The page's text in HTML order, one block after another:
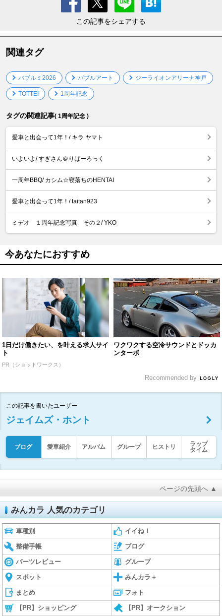
この記事をシェアする
関連タグ
バブルミ2026 バブルアート ジーライオンアリーナ神戸
TOTTEI 1周年記念
タグの関連記事( 1周年記念 )
愛車と出会って1年！/ キラ ヤマト
いよいよ/ すぎさん＠りばーろっく
一周年BBQ/ カシム☆寝落ちのHENTAI
愛車と出会って1年！/ taitan923
ミデオ １周年記念写真 その２/ YKO
今あなたにおすすめ
1日だけ働きたい、を叶える求人サイ
ト
PR（ショットワークス）
ワクワクする空冷サウンドとドッカ
ンターボ
Recommended by
この記事を書いたユーザー
ジェイムズ・ホント
ブログ 愛車紹介 アルバム グループ ヒストリ
ラップ
タイム
ページの先頭へ ▲
みんカラ 人気のカテゴリ
車種別 イイね！
整備手帳 ブログ
パーツレビュー グループ
スポット みんカラ＋
まとめ フォト
【PR】ショッピング 【PR】オークション